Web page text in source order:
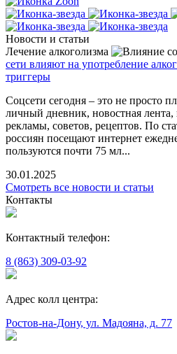
Новости и статьи
Лечение алкоголизма
сети влияют на употребление
триггеры
Соцсети сегодня – это не просто
личный дневник, новостная
рекламы, советов, рецептов. По
россиян посещают интернет
пользуются почти 75 мл...
30.01.2025
Смотреть все новости и статьи
Контакты
Контактный телефон:
8 (863) 309-03-92
Адрес колл центра:
Ростов-на-Дону, ул. Мадояна, д. 77